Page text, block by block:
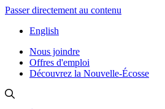
Passer directement au contenu
English
Nous joindre
Offres d'emploi
Découvrez la Nouvelle-Écosse